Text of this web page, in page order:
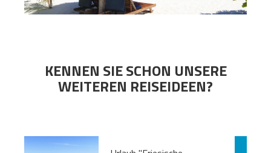
KENNEN SIE SCHON UNSERE
WEITEREN REISEIDEEN?